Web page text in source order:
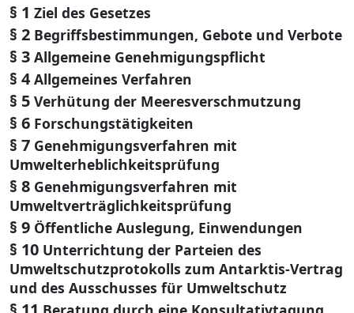
§ 1 Ziel des Gesetzes
§ 2 Begriffsbestimmungen, Gebote und Verbote
§ 3 Allgemeine Genehmigungspflicht
§ 4 Allgemeines Verfahren
§ 5 Verhütung der Meeresverschmutzung
§ 6 Forschungstätigkeiten
§ 7 Genehmigungsverfahren mit
Umwelterheblichkeitsprüfung
§ 8 Genehmigungsverfahren mit
Umweltverträglichkeitsprüfung
§ 9 Öffentliche Auslegung, Einwendungen
§ 10 Unterrichtung der Parteien des
Umweltschutzprotokolls zum Antarktis-Vertrag
und des Ausschusses für Umweltschutz